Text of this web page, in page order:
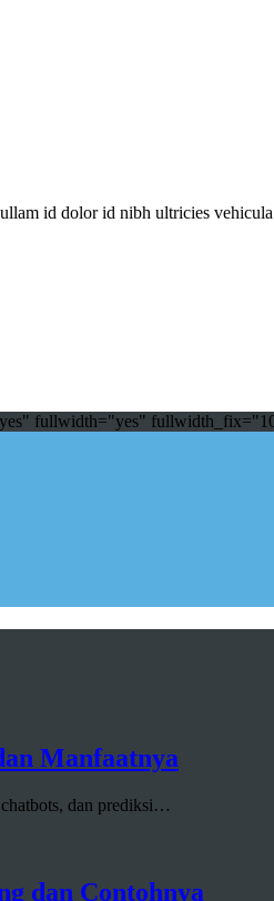
id dolor id nibh ultricies
fullwidth="yes"
Manfaatnya
dan prediksi…
dan Contohnya